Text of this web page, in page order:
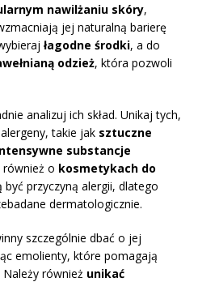
nawilżaniu skóry,
jej naturalną barierę
łagodne środki, a do
odzież, która pozwoli
analizuj ich skład. Unikaj tych,
takie jak sztuczne
substancje
o kosmetykach do
przyczyną alergii, dlatego
dermatologicznie.
szczególnie dbać o jej
emolienty, które pomagają
również unikać